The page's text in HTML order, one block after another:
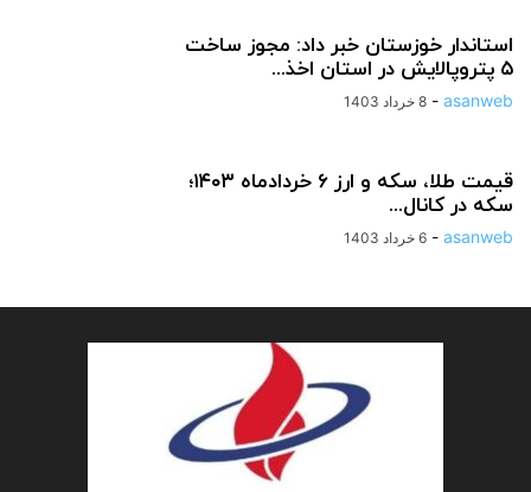
استاندار خوزستان خبر داد: مجوز ساخت
۵ پتروپالایش در استان اخذ...
asanweb
- 8 خرداد 1403
قیمت طلا، سکه و ارز ۶ خردادماه ۱۴۰۳؛
سکه در کانال...
asanweb
- 6 خرداد 1403